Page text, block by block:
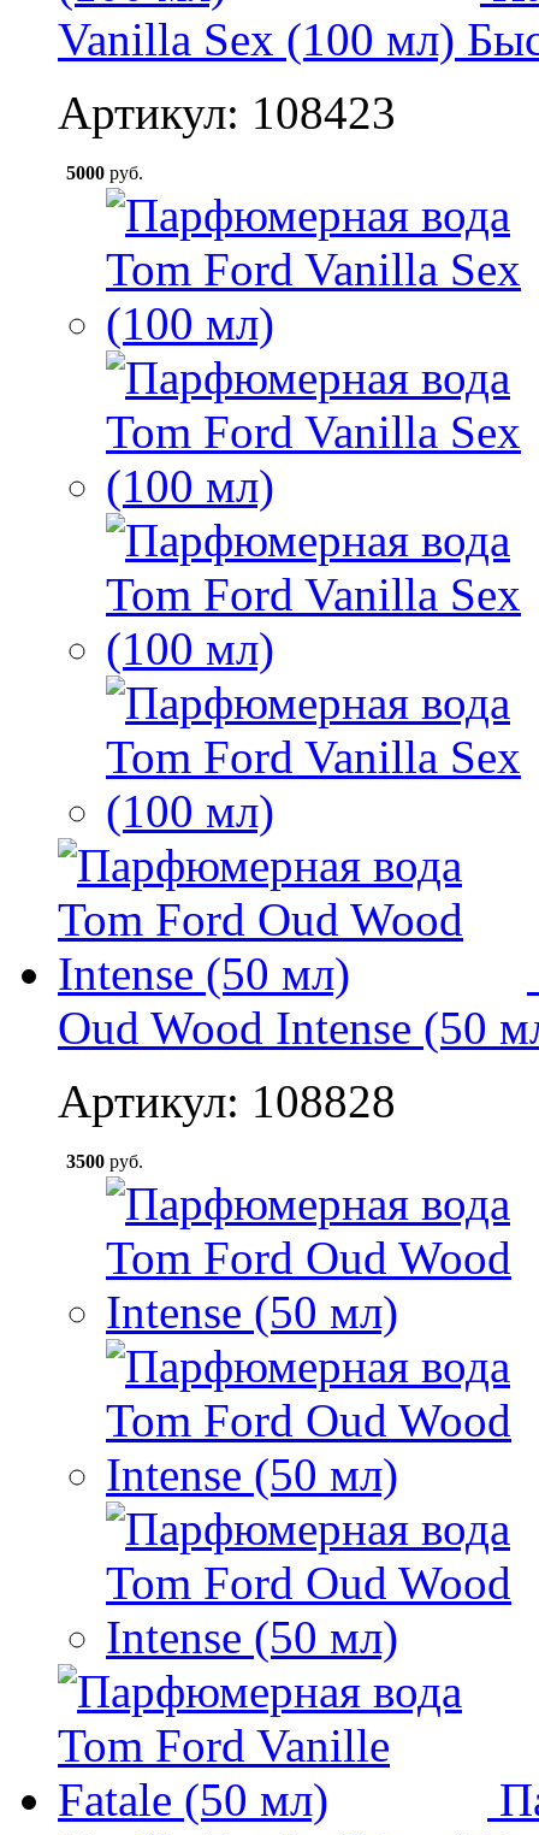
Vanilla Sex (100 мл)
Артикул: 108423
5000 руб.
Oud Wood Intense (50
Артикул: 108828
3500 руб.